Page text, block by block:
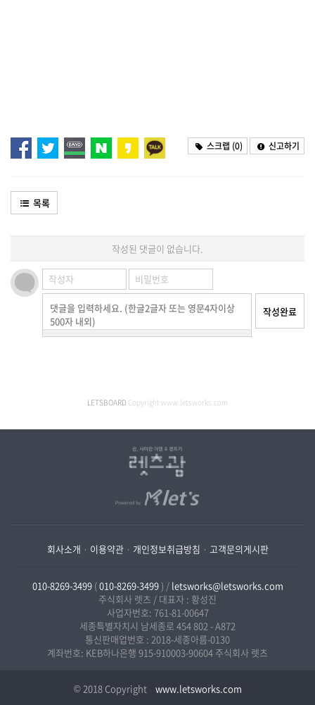
스크랩 (0) 신고하기
목록
작성된 댓글이 없습니다.
댓글을 입력하세요. (한글2글자 또는 영문4자이상
500자 내외)
작성완료
LETSBOARD Copyright www.letsworks.com
회사소개 · 이용약관· 개인정보취급방침 · 고객문의게시판
010-8269-3499(010-8269-3499) / letsworks@letsworks.com
주식회사 렛츠 / 대표자 : 황성진
사업자번호: 761-81-00647
세종특별자치시 남세종로 454 802 - A872
통신판매업번호 : 2018-세종아름-0130
계좌번호: KEB하나은행 915-910003-90604 주식회사 렛츠
© 2018 Copyright www.letsworks.com